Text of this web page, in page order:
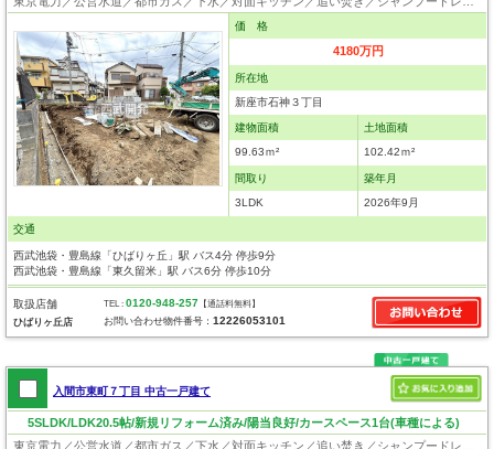
価 格
4180万円
所在地
新座市石神３丁目
建物面積
99.63ｍ²
土地面積
102.42ｍ²
間取り
3LDK
築年月
2026年9月
交通
西武池袋・豊島線「ひばりヶ丘」駅 バス4分 停歩9分
西武池袋・豊島線「東久留米」駅 バス6分 停歩10分
取扱店舗
ひばりヶ丘店
TEL :0120-948-257 【通話料無料】
お問い合わせ物件番号：12226053101
入間市東町７丁目 中古一戸建て
5SLDK/LDK20.5帖/新規リフォーム済み/陽当良好/カースペース1台(車種による)